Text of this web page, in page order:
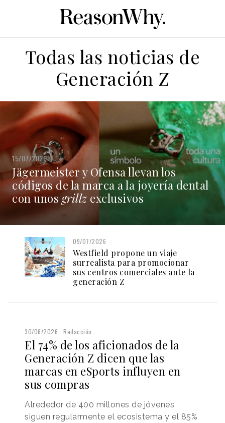
Todas las noticias de
Generación Z
15/07/2026
Jägermeister y Ofensa llevan los
códigos de la marca a la joyería dental
con unos grillzexclusivos
09/07/2026
Westfield propone un viaje
surrealista para promocionar
sus centros comerciales ante la
generación Z
30/06/2026 Redacción
El 74% de los aficionados de la
Generación Z dicen que las
marcas en eSports influyen en
sus compras
Alrededor de 400 millones de jóvenes
siguen regularmente el ecosistema y el 85%